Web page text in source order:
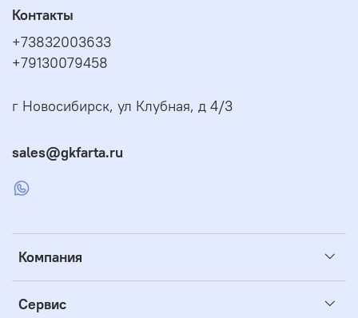
Компания
Сервис
Контакты
+73832003633
+79130079458
г Новосибирск, ул Клубная, д 4/3
sales@gkfarta.ru